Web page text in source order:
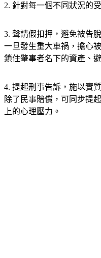
2. 針對每一個不同狀況的
3. 聲請假扣押，避免被告
一旦發生重大車禍，擔心
鎖住肇事者名下的資產、
4. 提起刑事告訴，施以實
除了民事賠償，可同步提
上的心理壓力。